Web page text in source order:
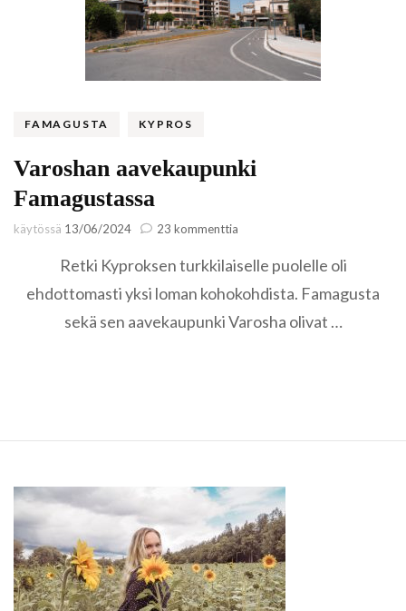
FAMAGUSTA KYPROS
Varoshan aavekaupunki
Famagustassa
käytössä 13/06/2024 23 kommenttia
aavekaupunki
Retki Kyproksen turkkilaiselle puolelle oli
ehdottomasti yksi loman kohokohdista. Famagusta
sekä sen aavekaupunki Varosha olivat …